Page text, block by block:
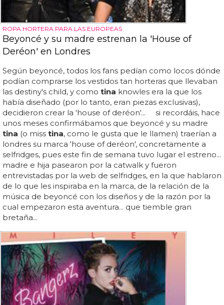
ROPA HORTERA PARA LAS EUROPEAS
Beyoncé y su madre estrenan la 'House of
Deréon' en Londres
Según beyoncé, todos los fans pedían como locos dónde
podían comprarse los vestidos tan horteras que llevaban
las destiny's child, y como tina knowles era la que los
había diseñado (por lo tanto, eran piezas exclusivas),
decidieron crear la 'house of deréon'... si recordáis, hace
unos meses confirmábamos que beyoncé y su madre
tina (o miss tina, como le gusta que le llamen) traerían a
londres su marca 'house of deréon', concretamente a
selfridges, pues este fin de semana tuvo lugar el estreno...
madre e hija pasearon por la catwalk y fueron
entrevistadas por la web de selfridges, en la que hablaron
de lo que les inspiraba en la marca, de la relación de la
música de beyoncé con los diseños y de la razón por la
cual empezaron esta aventura... que tiemble gran
bretaña...